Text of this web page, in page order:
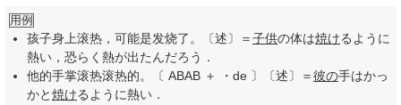
用例
孩子身上滚热，可能是发烧了。〔述〕＝子供の体は焼けるように
熱い，恐らく熱が出たんだろう．
他的手掌滚热滚热的。〔 ABAB ＋ ・de 〕〔述〕＝彼の手はかっ
かと焼けるように熱い．